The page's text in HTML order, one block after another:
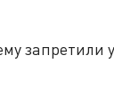
запретили